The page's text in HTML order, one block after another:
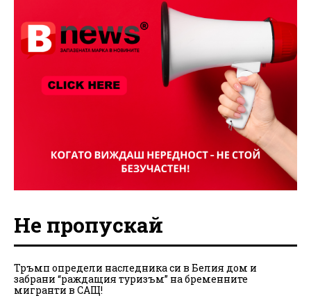
Не пропускай
Тръмп определи наследника си в Белия дом и
забрани “раждащия туризъм” на бременните
мигранти в САЩ!